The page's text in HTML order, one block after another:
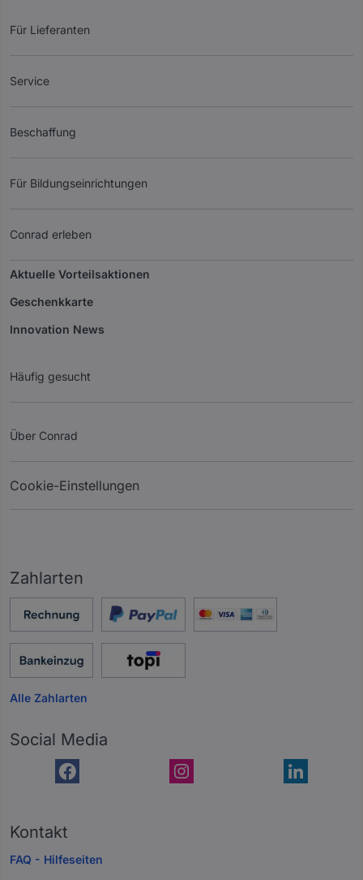
Für Lieferanten
Service
Beschaffung
Für Bildungseinrichtungen
Conrad erleben
Aktuelle Vorteilsaktionen
Geschenkkarte
Innovation News
Häufig gesucht
Über Conrad
Cookie-Einstellungen
Zahlarten
Alle Zahlarten
Social Media
Kontakt
FAQ - Hilfeseiten